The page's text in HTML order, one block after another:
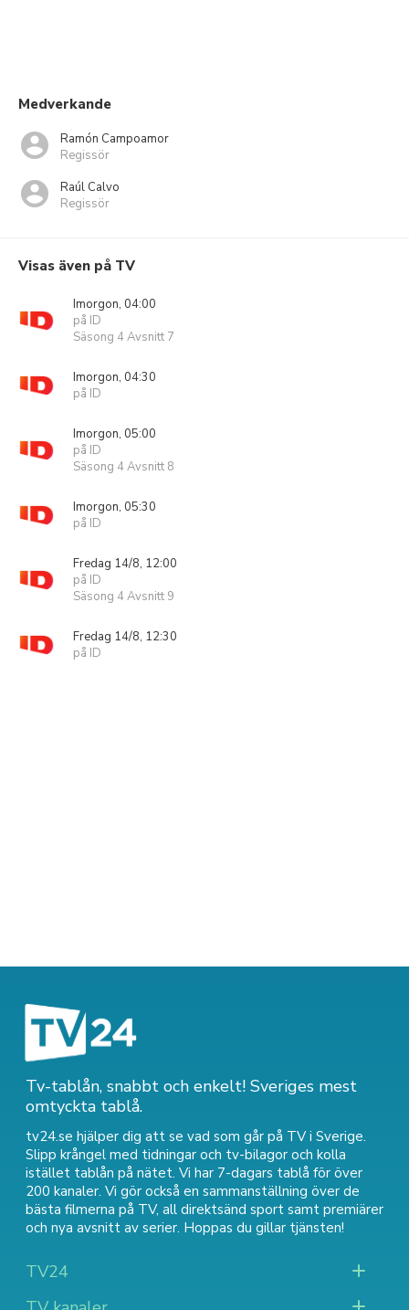
Medverkande
Ramón Campoamor
Regissör
Raúl Calvo
Regissör
Visas även på TV
Imorgon, 04:00
på ID
Säsong 4 Avsnitt 7
Imorgon, 04:30
på ID
Imorgon, 05:00
på ID
Säsong 4 Avsnitt 8
Imorgon, 05:30
på ID
Fredag 14/8, 12:00
på ID
Säsong 4 Avsnitt 9
Fredag 14/8, 12:30
på ID
Tv-tablån, snabbt och enkelt! Sveriges mest
omtyckta tablå.
tv24.se hjälper dig att se vad som går på TV i Sverige.
Slipp krångel med tidningar och tv-bilagor och kolla
istället tablån på nätet. Vi har 7-dagars tablå för över
200 kanaler. Vi gör också en sammanställning över de
bästa filmerna på TV, all direktsänd sport samt premiärer
och nya avsnitt av serier. Hoppas du gillar tjänsten!
TV24